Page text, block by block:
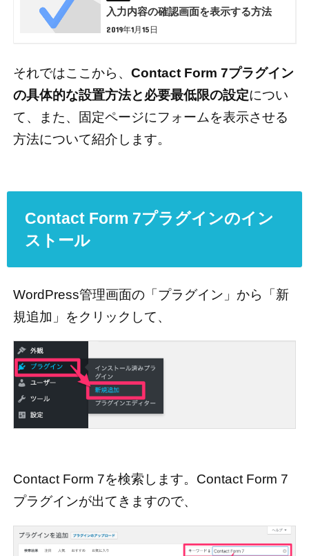
入力内容の確認画面を表示する方法
2019年1月15日
それではここから、 Contact Form 7プラグイン
の具体的な設置方法と必要最低限の設定につい
て、また、固定ページにフォームを表示させる
方法について紹介します。
Contact Form 7プラグインのイン
ストール
WordPress管理画面の「プラグイン」から「新
規追加」をクリックして、
Contact Form 7を検索します。Contact Form 7
プラグインが出てきますので、